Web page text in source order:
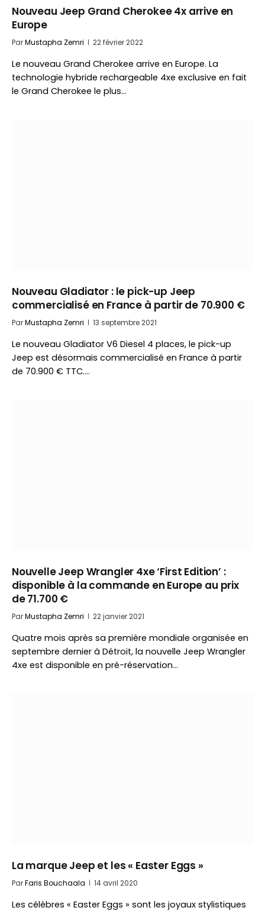
Nouveau Jeep Grand Cherokee 4x arrive en
Europe
ParMustapha Zemri 22 février 2022
Le nouveau Grand Cherokee arrive en Europe. La
technologie hybride rechargeable 4xe exclusive en fait
le Grand Cherokee le plus…
Nouveau Gladiator : le pick-up Jeep
commercialisé en France à partir de 70.900 €
ParMustapha Zemri 13 septembre 2021
Le nouveau Gladiator V6 Diesel 4 places, le pick-up
Jeep est désormais commercialisé en France à partir
de 70.900 € TTC.…
Nouvelle Jeep Wrangler 4xe ‘First Edition’ :
disponible à la commande en Europe au prix
de 71.700 €
ParMustapha Zemri 22 janvier 2021
Quatre mois après sa première mondiale organisée en
septembre dernier à Détroit, la nouvelle Jeep Wrangler
4xe est disponible en pré-réservation…
La marque Jeep et les « Easter Eggs »
ParFaris Bouchaala 14 avril 2020
Les célèbres « Easter Eggs » sont les joyaux stylistiques